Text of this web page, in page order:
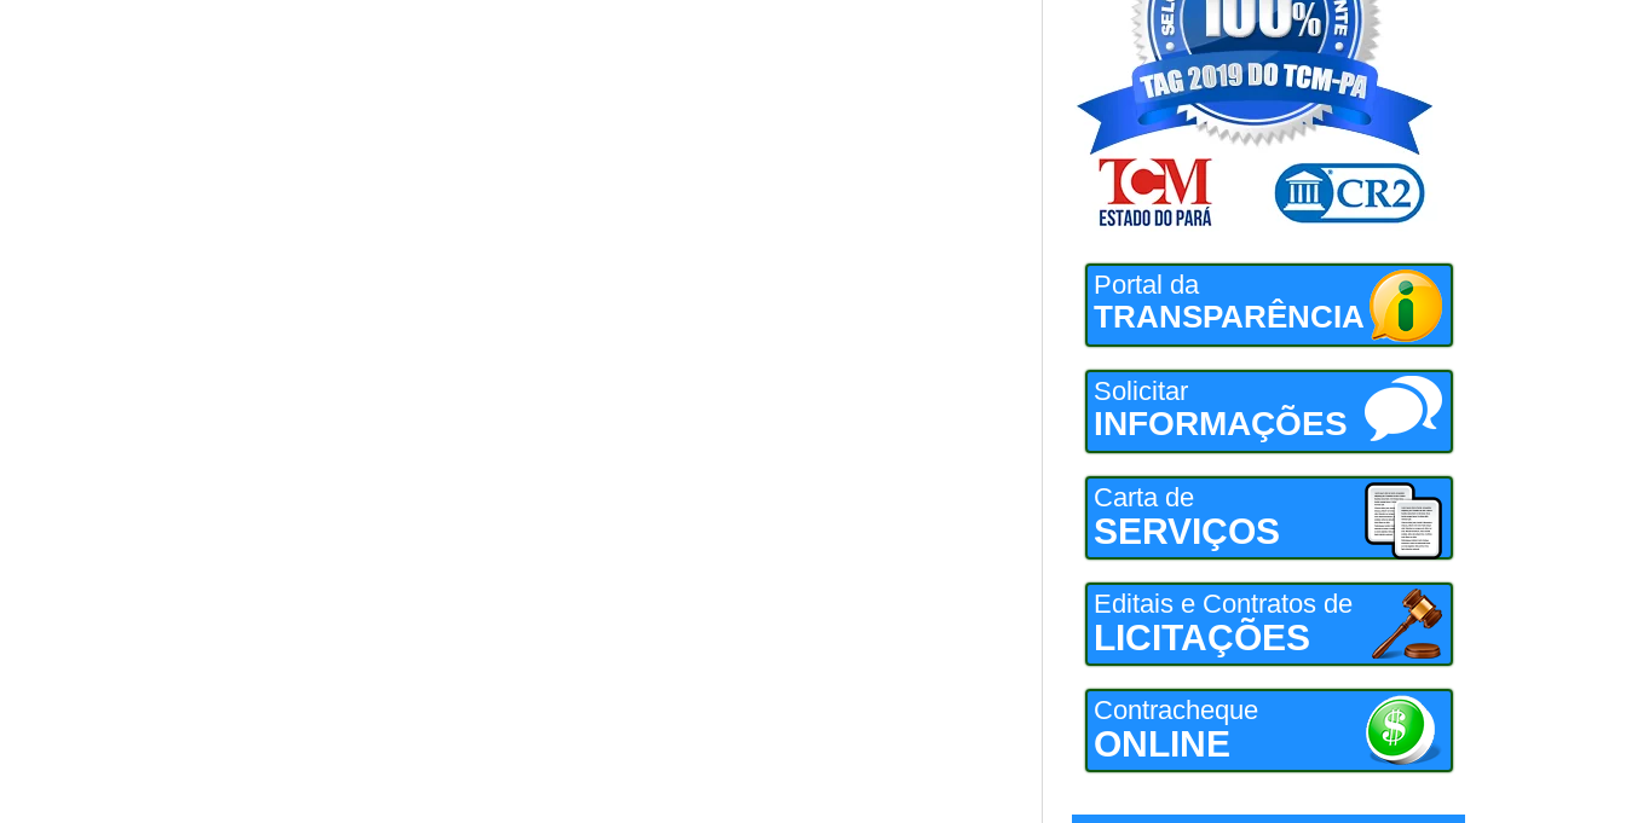
Portal da
TRANSPARÊNCIA
Solicitar
INFORMAÇÕES
Carta de
SERVIÇOS
Editais e Contratos de
LICITAÇÕES
Contracheque
ONLINE